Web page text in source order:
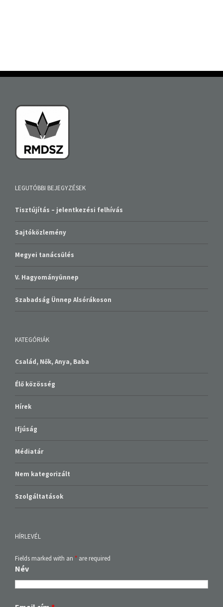
LEGUTÓBBI BEJEGYZÉSEK
Tisztújítás – jelentkezési felhívás
Sajtóközlemény
Megyei tanácsülés
V. Hagyományünnep
Szabadság Ünnep Alsórákoson
KATEGÓRIÁK
Család, Nők, Anya, Baba
Élő közösség
Hírek
Ifjúság
Médiatár
Nem kategorizált
Szolgáltatások
HÍRLEVÉL
Fields marked with an * are required
Név